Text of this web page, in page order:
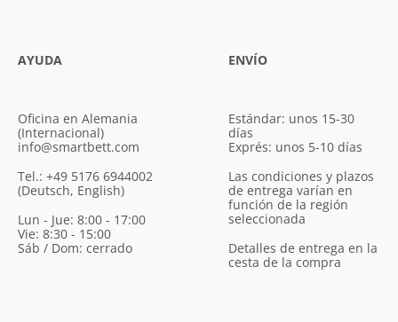
AYUDA
Oficina en Alemania
(Internacional)
info@smartbett.com
Tel.: +49 5176 6944002
(Deutsch, English)
Lun - Jue: 8:00 - 17:00
Vie: 8:30 - 15:00
Sáb / Dom: cerrado
ENVÍO
Estándar: unos 15-30
días
Exprés: unos 5-10 días
Las condiciones y plazos
de entrega varían en
función de la región
seleccionada
Detalles de entrega en la
cesta de la compra